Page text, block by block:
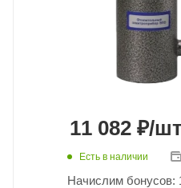
11 082 ₽/шт
Есть в наличии
Начислим бонусов: